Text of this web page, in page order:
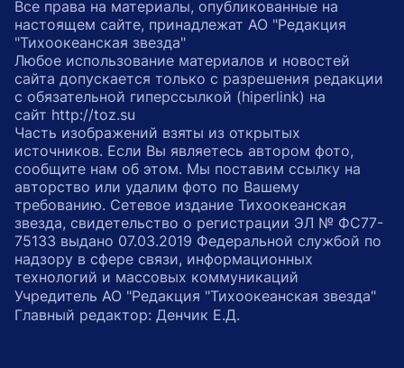
Все права на материалы, опубликованные на
настоящем сайте, принадлежат АО "Редакция
"Тихоокеанская звезда"
Любое использование материалов и новостей
сайта допускается только с разрешения редакции
с обязательной гиперссылкой (hiperlink) на
сайт http://toz.su
Часть изображений взяты из открытых
источников. Если Вы являетесь автором фото,
сообщите нам об этом. Мы поставим ссылку на
авторство или удалим фото по Вашему
требованию. Сетевое издание Тихоокеанская
звезда, свидетельство о регистрации ЭЛ № ФС77-
75133 выдано 07.03.2019 Федеральной службой по
надзору в сфере связи, информационных
технологий и массовых коммуникаций
Учредитель АО "Редакция "Тихоокеанская звезда"
Главный редактор: Денчик Е.Д.